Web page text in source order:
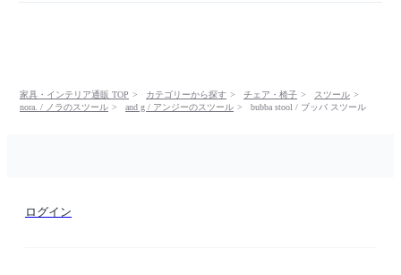
家具・インテリア通販 TOP カテゴリーから探す チェア・椅子
スツール
nora. / ノラのスツール
and g / アンジーのスツール bubba stool / ブッバ スツール
ログイン